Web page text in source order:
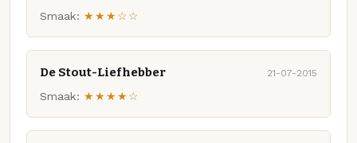
Smaak: ★★★☆☆
De Stout-Liefhebber 21-07-2015
Smaak: ★★★★☆